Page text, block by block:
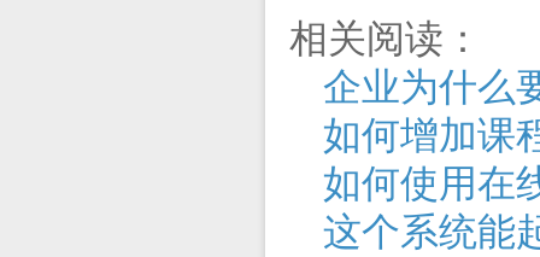
相关阅读：
企业为什么
如何增加课
如何使用在
这个系统能